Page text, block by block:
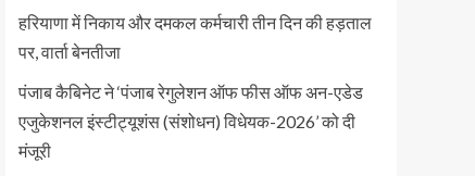
हरियाणा में निकाय और दमकल कर्मचारी तीन दिन की हड़ताल
पर, वार्ता बेनतीजा
पंजाब कैबिनेट ने ‘पंजाब रेगुलेशन ऑफ फीस ऑफ अन-एडेड
एजुकेशनल इंस्टीट्यूशंस (संशोधन) विधेयक-2026’ को दी
मंजूरी